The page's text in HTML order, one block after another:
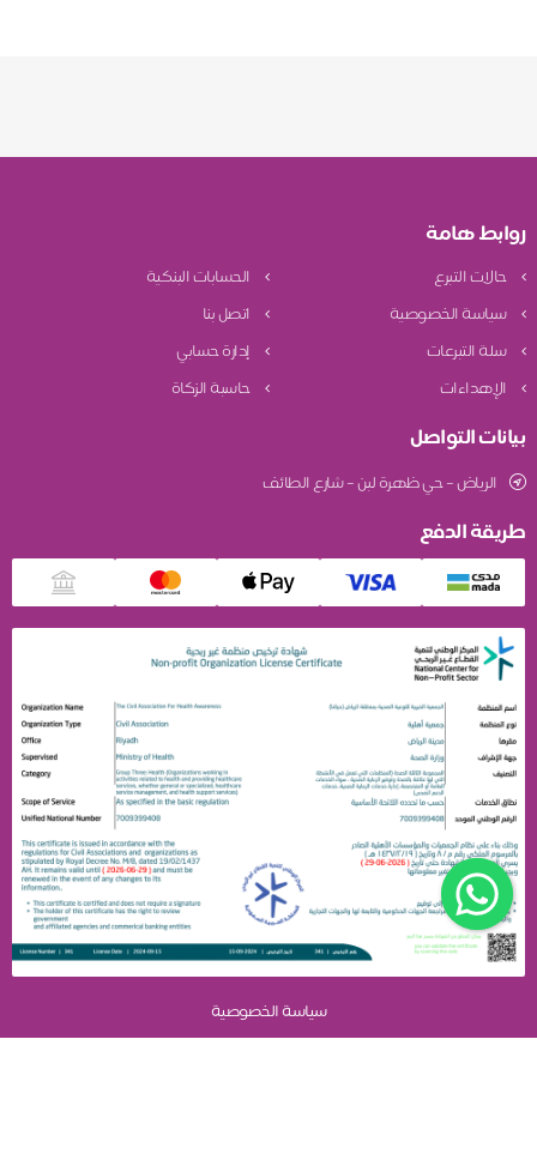
روابط هامة
حالات التبرع
الحسابات البنكية
سياسة الخصوصية
اتصل بنا
سلة التبرعات
إدارة حسابي
الإهداءات
حاسبة الزكاة
بيانات التواصل
الرياض – حي ظهرة لبن – شارع الطائف
طريقة الدفع
سياسة الخصوصية